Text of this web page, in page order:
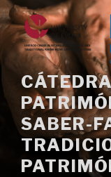
Skip
to
content
SABER-